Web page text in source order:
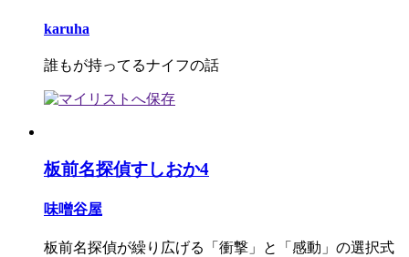
karuha
誰もが持ってるナイフの話
板前名探偵すしおか4
味噌谷屋
板前名探偵が繰り広げる「衝撃」と「感動」の選択式